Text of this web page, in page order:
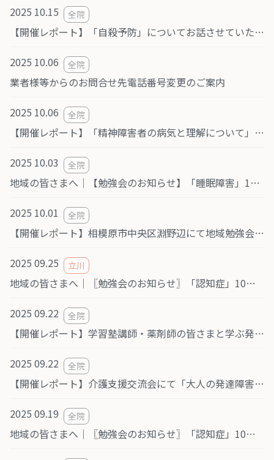
2025 10.15 全院
【開催レポート】「自殺予防」についてお話させていただきました（みんなの訪問看護リハビリステーション相模原様）
2025 10.06 全院
業者様等からのお問合せ先電話番号変更のご案内
2025 10.06 全院
【開催レポート】「精神障害者の病気と理解について」研修を実施しました（社会福祉法人泰政会様）
2025 10.03 全院
地域の皆さまへ｜【勉強会のお知らせ】「睡眠障害」11月25日(火) 町田市文化交流センター5階「サルビア」開催（主催：医療法人社団おおぞら会 つばさクリニック）
2025 10.01 全院
【開催レポート】相模原市中央区淵野辺にて地域勉強会＆交流会「認知症」を開催しました（9/30）
2025 09.25 立川
地域の皆さまへ｜〖勉強会のお知らせ〗「認知症」10月21日(火) TAMA MIRAI SQUARE ミライズ立川カンファレンスルーム 開催
2025 09.22 全院
【開催レポート】学習塾講師・薬剤師の皆さまと学ぶ発達障害勉強会 @八王子市南大沢
2025 09.22 全院
【開催レポート】介護支援交流会にて「大人の発達障害について」を講演しました（相模原市南区）
2025 09.19 全院
地域の皆さまへ｜〖勉強会のお知らせ〗「認知症」10月24日(金) 南町田グランベリーパーク Grandberry HALL 開催（共催：医療法人社団おおぞら会 つばさクリニック／ピース訪問看護ステーション）